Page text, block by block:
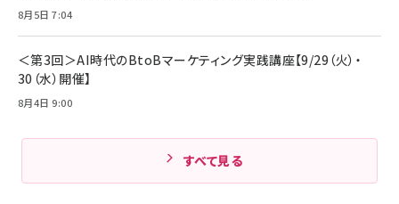
8月5日 7:04
＜第3回＞AI時代のBtoBマーケティング実践講座【9/29（火）・
30（水）開催】
8月4日 9:00
すべて見る